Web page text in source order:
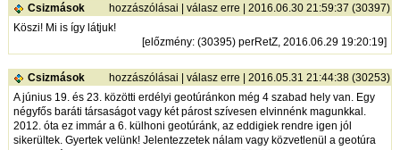
Csizmások hozzászólásai |válasz erre | 2016.06.30 21:59:37 (30397)
Köszi! Mi is így látjuk!
[előzmény: (30395) perRetZ, 2016.06.29 19:20:19]
Csizmások hozzászólásai |válasz erre | 2016.05.31 21:44:38 (30253)
A június 19. és 23. közötti erdélyi geotúránkon még 4 szabad hely van. Egy
négyfős baráti társaságot vagy két párost szívesen elvinnénk magunkkal.
2012. óta ez immár a 6. külhoni geotúránk, az eddigiek rendre igen jól
sikerültek. Gyertek velünk! Jelentezzetek nálam vagy közvetlenül a geotúra